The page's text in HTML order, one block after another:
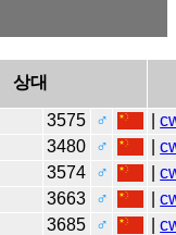
상대
3575 ♂ |
3480 ♂ |
3574 ♂ |
3663 ♂ |
3685 ♂ |